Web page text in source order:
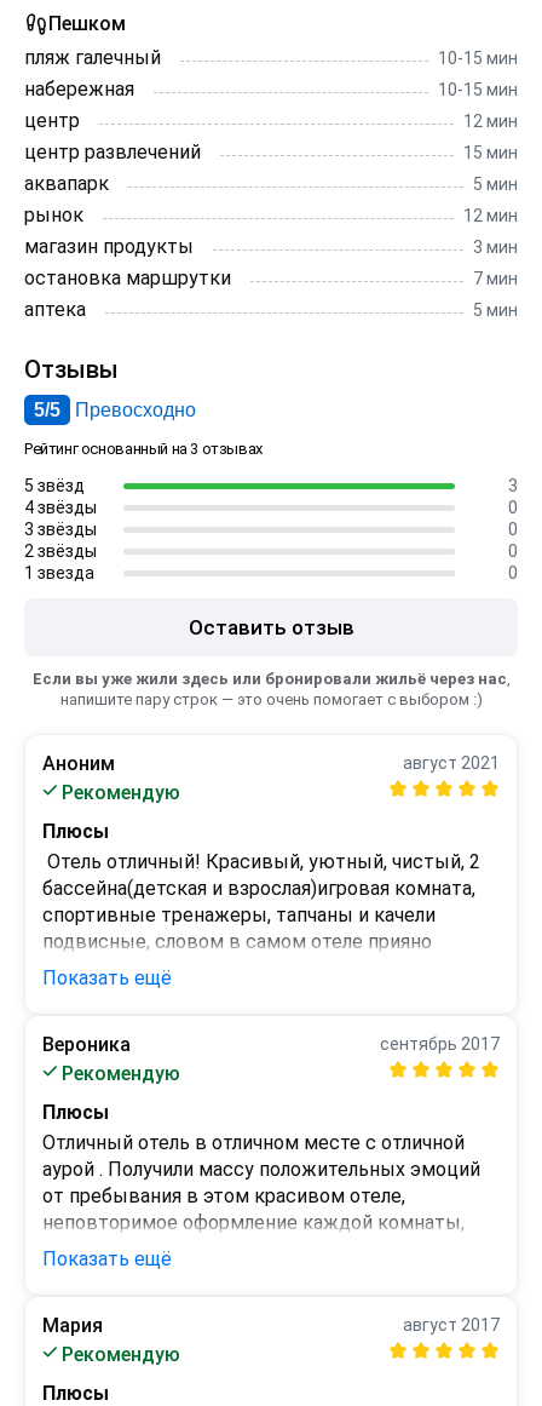
можно и полупансион или только завтрак, как вам
захочется! Отдыхая у нас в отеле "У верблюжьих
горбов" вы найдёте по-настоящему изысканную,
высокую кухню. В кафе отеля подают блюда
русской, восточной и европейской кухни (по
заказу).Ждём вас на отдых в Коктебель к нам в
отель "У Верблюжьих горбов"!
Пешком
пляж галечный
10-15 мин
набережная 10-15 мин
центр 12 мин
центр развлечений 15 мин
аквапарк 5 мин
рынок 12 мин
магазин продукты 3 мин
остановка маршрутки 7 мин
аптека 5 мин
Отзывы
5/5 Превосходно
Рейтинг основанный на 3 отзывах
5 звёзд
3
4 звёзды
0
3 звёзды
0
2 звёзды
0
1 звезда
0
Оставить отзыв
Если вы уже жили здесь или бронировали жильё через нас,
напишите пару строк — это очень помогает с выбором :)
Аноним
Рекомендую
август 2021
Плюсы
Отель отличный! Красивый, уютный, чистый, 2
бассейна(детская и взрослая)игровая комната,
спортивные тренажеры, тапчаны и качели
подвисные, словом в самом отеле прияно
проводить время, и детям очень нравится!
Номера чистые, уборка через каждые 3
белья,полотенец.Огромное спасибо всему
персонала отеля..Особенно хочу поблагодарить
Анжелу,приветливая и доброжелательная всегда
Минусы
Показать ещё
Вероника
Рекомендую
сентябрь 2017
Плюсы
Отличный отель в отличном месте с отличной
аурой . Получили массу положительных эмоций
от пребывания в этом красивом отеле,
неповторимое оформление каждой комнаты,
уютные зоны отдыха для взрослых и детей.
Деликатный и чистоплотный персонал . Плюс
море сделали наш отдых незабываемым.
Обязательно вернёмся!
Минусы
Не нашлось.
Показать ещё
Мария
Рекомендую
август 2017
Плюсы